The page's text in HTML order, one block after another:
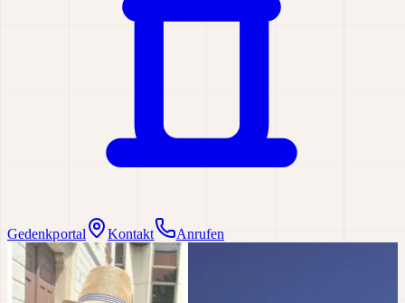
Gedenkportal Kontakt Anrufen